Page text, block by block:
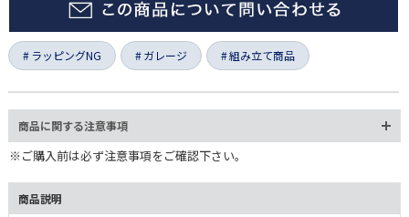
ラッピングNG ガレージ 組み立て商品
商品に関する注意事項
※ご購入前は必ず注意事項をご確認下さい。
商品説明